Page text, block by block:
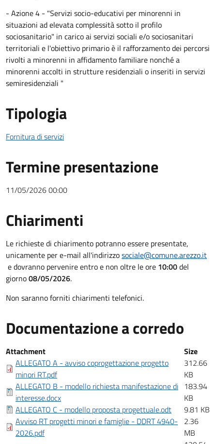
- Azione 4 - "Servizi socio-educativi per minorenni in
situazioni ad elevata complessità sotto il profilo
sociosanitario" in carico ai servizi sociali e/o sociosanitari
territoriali e l'obiettivo primario è il rafforzamento dei percorsi
rivolti a minorenni in affidamento familiare nonché a
minorenni accolti in strutture residenziali o inseriti in servizi
semiresidenziali "
Tipologia
Fornitura di servizi
Termine presentazione
11/05/2026 00:00
Chiarimenti
Chiarimenti
Le richieste di chiarimento potranno essere presentate,
unicamente per e-mail all'indirizzosociale@comune.arezzo.it
e dovranno pervenire entro e non oltre le ore 10:00del
giorno08/05/2026.
Non saranno forniti chiarimenti telefonici.
Documentazione a corredo
Documentazione a corredo
Attachment
Size
ALLEGATO A - avviso coprogettazione progetto
minori RT.pdf
312.66
KB
ALLEGATO B - modello richiesta manifestazione di
interesse.docx
183.94
KB
ALLEGATO C - modello proposta progettuale.odt
9.81 KB
Avviso RT progetti minori e famiglie - DDRT 4940-
2026.pdf
2.36
MB